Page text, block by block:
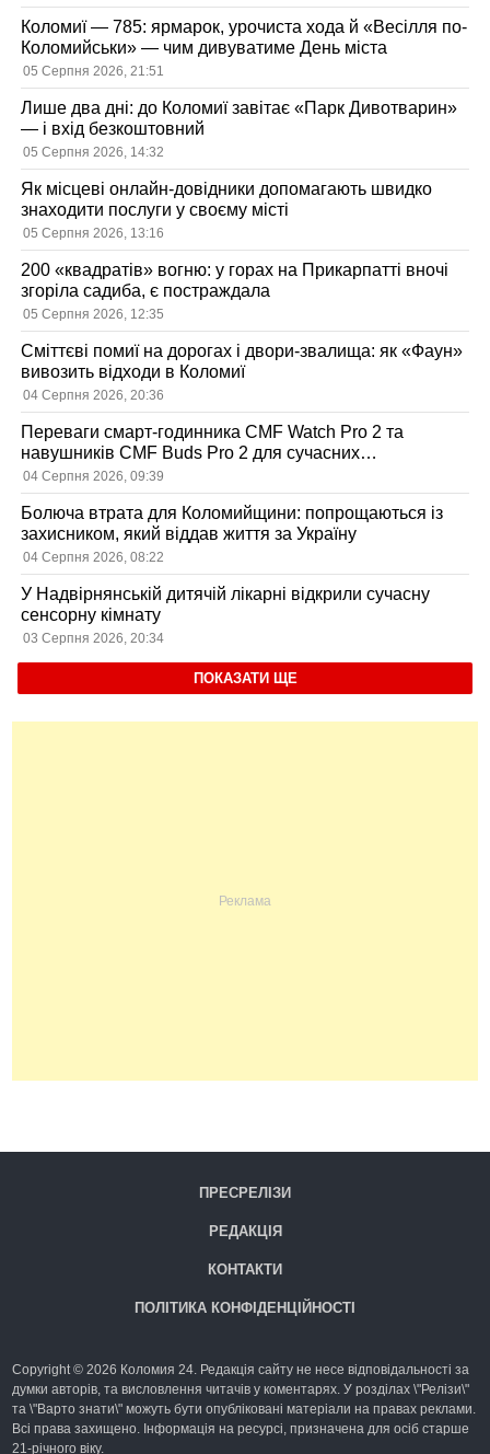
Коломиї — 785: ярмарок, урочиста хода й «Весілля по-
Коломийськи» — чим дивуватиме День міста
05 Серпня 2026, 21:51
Лише два дні: до Коломиї завітає «Парк Дивотварин»
— і вхід безкоштовний
05 Серпня 2026, 14:32
Як місцеві онлайн-довідники допомагають швидко
знаходити послуги у своєму місті
05 Серпня 2026, 13:16
200 «квадратів» вогню: у горах на Прикарпатті вночі
згоріла садиба, є постраждала
05 Серпня 2026, 12:35
Сміттєві помиї на дорогах і двори-звалища: як «Фаун»
вивозить відходи в Коломиї
04 Серпня 2026, 20:36
Переваги смарт-годинника CMF Watch Pro 2 та
навушників CMF Buds Pro 2 для сучасних
користувачів
04 Серпня 2026, 09:39
Болюча втрата для Коломийщини: попрощаються із
захисником, який віддав життя за Україну
04 Серпня 2026, 08:22
У Надвірнянській дитячій лікарні відкрили сучасну
сенсорну кімнату
03 Серпня 2026, 20:34
ПОКАЗАТИ ЩЕ
ПРЕСРЕЛІЗИ
РЕДАКЦІЯ
КОНТАКТИ
ПОЛІТИКА КОНФІДЕНЦІЙНОСТІ
Copyright © 2026 Коломия 24. Редакція сайту не несе відповідальності за
думки авторів, та висловлення читачів у коментарях. У розділах \"Релізи\"
та \"Варто знати\" можуть бути опубліковані матеріали на правах реклами.
Всі права захищено. Інформація на ресурсі, призначена для осіб старше
21-річного віку.